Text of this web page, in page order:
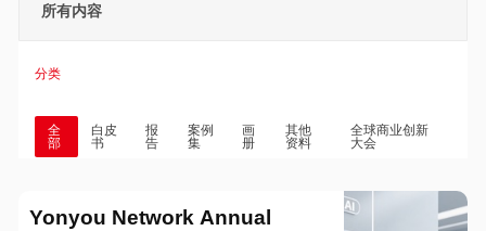
所有内容
分类
全
部
白皮
书
报
告
案例
集
画
册
其他
资料
全球商业创新
大会
Yonyou Network Annual